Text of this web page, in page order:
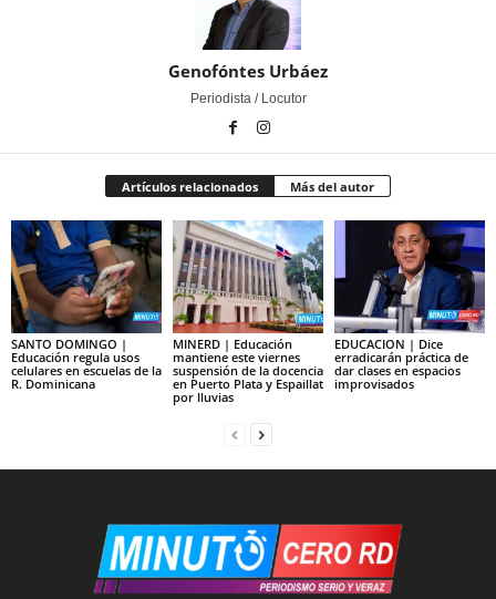
Genofóntes Urbáez
Periodista / Locutor
Artículos relacionados Más del autor
SANTO DOMINGO |
Educación regula usos
celulares en escuelas de la
R. Dominicana
MINERD | Educación
mantiene este viernes
suspensión de la docencia
en Puerto Plata y Espaillat
por lluvias
EDUCACION | Dice
erradicarán práctica de
dar clases en espacios
improvisados